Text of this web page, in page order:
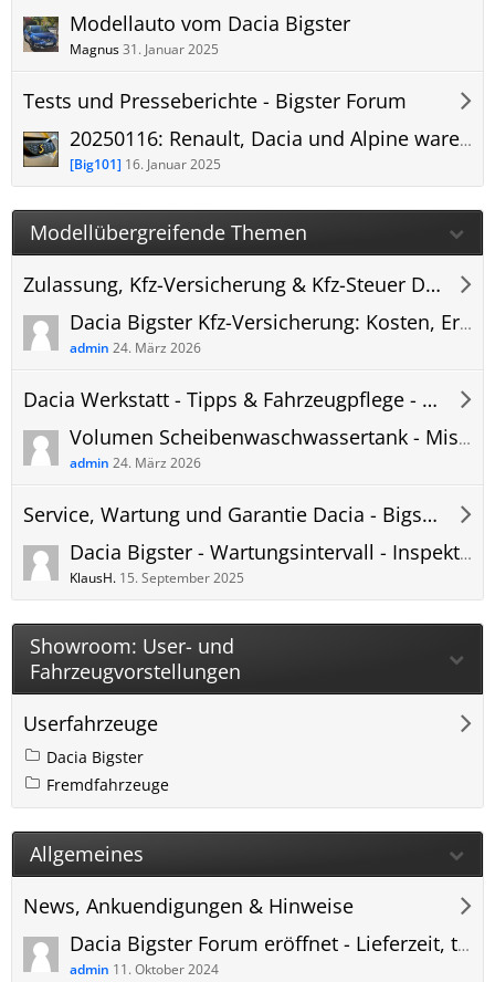
Modellauto vom Dacia Bigster
Magnus31. Januar 2025
Tests und Presseberichte - Bigster Forum
20250116: Renault, Dacia und Alpine waren 2024 auf Wachstumskurs - Globale Absatzzahlen 2024
[Big101] 16. Januar 2025
Modellübergreifende Themen
Zulassung, Kfz-Versicherung & Kfz-Steuer Dacia Bigster
Dacia Bigster Kfz-Versicherung: Kosten, Erfahrungen und Versicherungsvergleich
admin 24. März 2026
Dacia Werkstatt - Tipps & Fahrzeugpflege - Bigster Forum
Volumen Scheibenwaschwassertank - Mischverhältnis Frostschutz Dacia Bigster
admin 24. März 2026
Service, Wartung und Garantie Dacia - Bigster Forum
Dacia Bigster - Wartungsintervall - Inspektionsintervall - Wartungsplan PDF
KlausH. 15. September 2025
Showroom: User- und
Fahrzeugvorstellungen
Userfahrzeuge
Dacia Bigster
Fremdfahrzeuge
Allgemeines
News, Ankuendigungen & Hinweise
Dacia Bigster Forum eröffnet - Lieferzeit, technische Daten, Anhängerkupplung und mehr
admin 11. Oktober 2024